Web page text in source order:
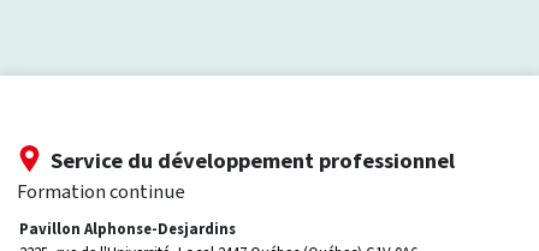
Service du développement professionnel
Formation continue
Pavillon Alphonse-Desjardins